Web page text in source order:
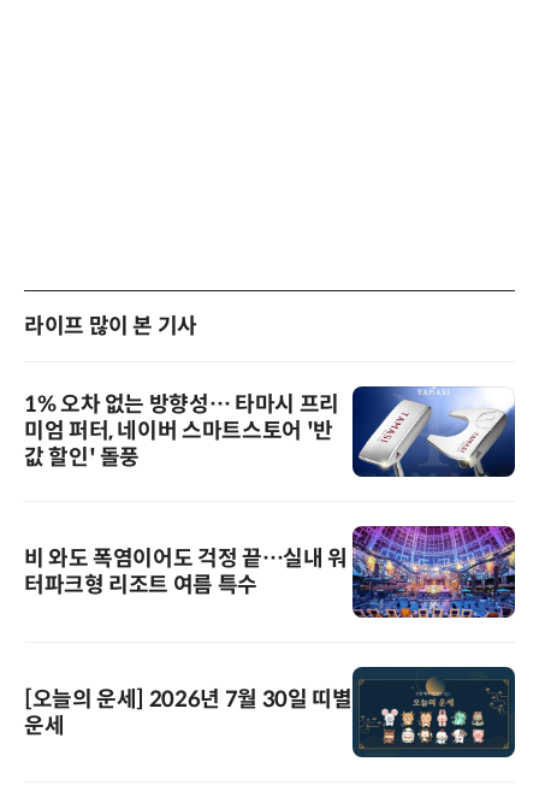
라이프 많이 본 기사
1% 오차 없는 방향성… 타마시 프리
미엄 퍼터, 네이버 스마트스토어 '반
값 할인' 돌풍
비 와도 폭염이어도 걱정 끝…실내 워
터파크형 리조트 여름 특수
[오늘의 운세] 2026년 7월 30일 띠별
운세